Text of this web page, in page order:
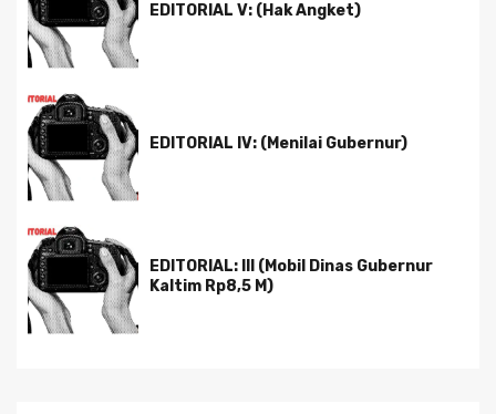
EDITORIAL V: (Hak Angket)
EDITORIAL IV: (Menilai Gubernur)
EDITORIAL: III (Mobil Dinas Gubernur
Kaltim Rp8,5 M)